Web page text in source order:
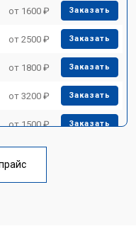
от 1600 ₽ Заказать
от 2500 ₽ Заказать
от 1800 ₽ Заказать
от 3200 ₽ Заказать
от 1500 ₽ Заказать
от 3200 ₽